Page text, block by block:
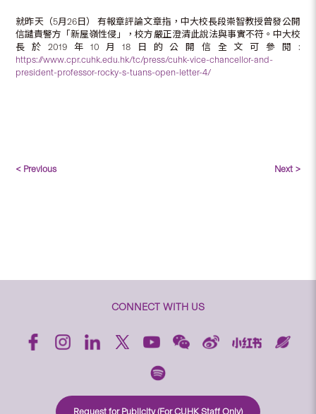
就昨天（5月26日） 有報章評論文章指，中大校長段崇智教授曾發公開
信譴責警方「新屋嶺性侵」，校方嚴正澄清此說法與事實不符。中大校
長於2019年10月18日的公開信全文可參閱:
https://www.cpr.cuhk.edu.hk/tc/press/cuhk-vice-chancellor-and-
president-professor-rocky-s-tuans-open-letter-4/
< Previous Next >
CONNECT WITH US
Request for Publicity (For CUHK Staff Only)